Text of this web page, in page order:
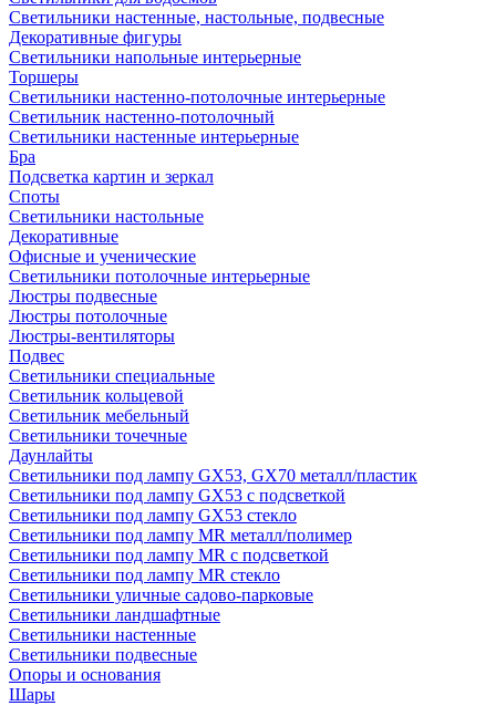
Светильники настенные, настольные, подвесные
Декоративные фигуры
Светильники напольные интерьерные
Торшеры
Светильники настенно-потолочные интерьерные
Светильник настенно-потолочный
Светильники настенные интерьерные
Бра
Подсветка картин и зеркал
Споты
Светильники настольные
Декоративные
Офисные и ученические
Светильники потолочные интерьерные
Люстры подвесные
Люстры потолочные
Люстры-вентиляторы
Подвес
Светильники специальные
Светильник кольцевой
Светильник мебельный
Светильники точечные
Даунлайты
Светильники под лампу GX53, GX70 металл/пластик
Светильники под лампу GX53 с подсветкой
Светильники под лампу GX53 стекло
Светильники под лампу MR металл/полимер
Светильники под лампу MR с подсветкой
Светильники под лампу MR стекло
Светильники уличные садово-парковые
Светильники ландшафтные
Светильники настенные
Светильники подвесные
Опоры и основания
Шары